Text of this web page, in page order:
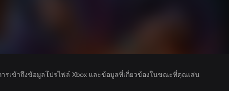
รเข้าถึงข้อมูลโปรไฟล์ Xbox และข้อมูลที่เกี่ยวข้องในขณะที่คุณเล่น